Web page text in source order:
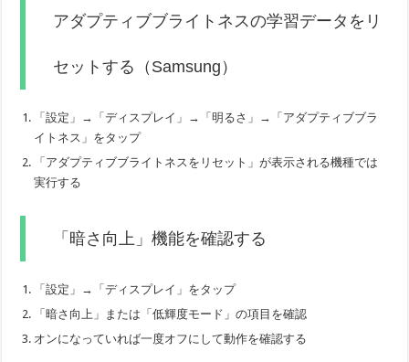
アダプティブブライトネスの学習データをリ
セットする（Samsung）
「設定」→「ディスプレイ」→「明るさ」→「アダプティブブラ
イトネス」をタップ
「アダプティブブライトネスをリセット」が表示される機種では
実行する
「暗さ向上」機能を確認する
「設定」→「ディスプレイ」をタップ
「暗さ向上」または「低輝度モード」の項目を確認
オンになっていれば一度オフにして動作を確認する